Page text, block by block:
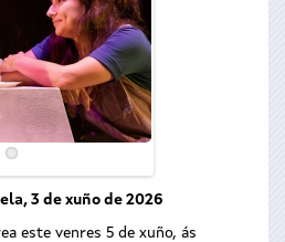
3 de xuño de 2026
este venres 5 de xuño, ás